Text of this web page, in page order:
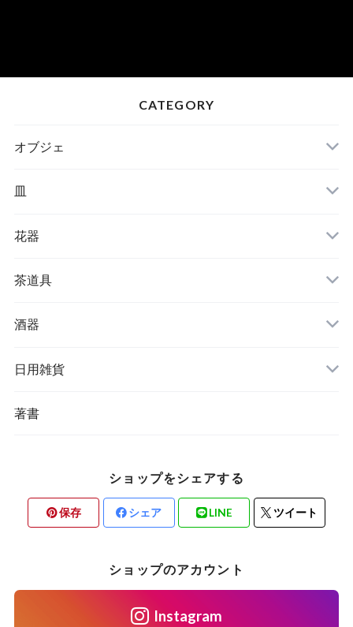
CATEGORY
オブジェ
皿
花器
茶道具
酒器
日用雑貨
著書
ショップをシェアする
保存 シェア LINE ツイート
ショップのアカウント
Instagram